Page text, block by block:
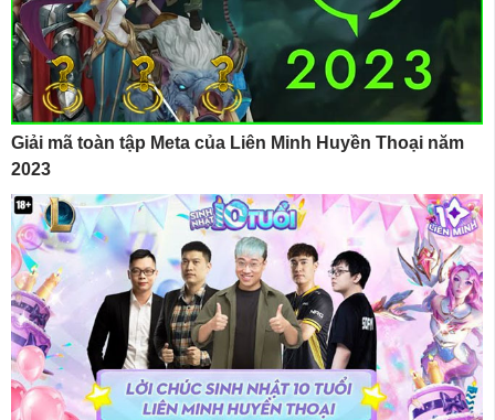
Giải mã toàn tập Meta của Liên Minh Huyền Thoại năm
2023